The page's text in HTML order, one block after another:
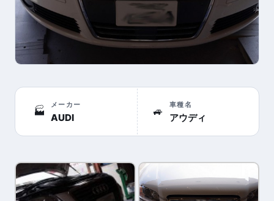
🏭
メーカー
AUDI
🚙
車種名
アウディ